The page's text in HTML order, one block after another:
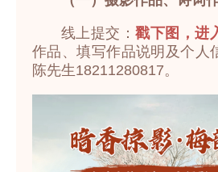
线上提交：戳下图，进
作品、填写作品说明及个人
陈先生18211280817。